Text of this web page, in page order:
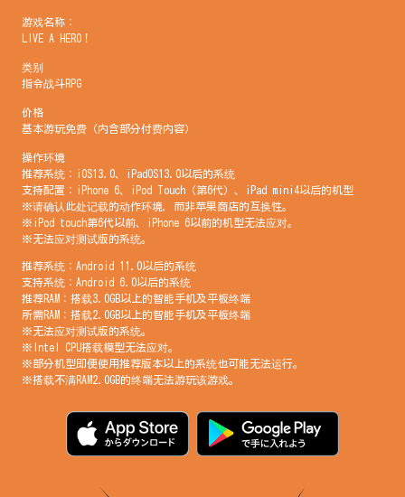
游戏名称：
LIVE A HERO！
类别
指令战斗RPG
价格
基本游玩免费（内含部分付费内容）
操作环境
推荐系统：iOS13.0、iPadOS13.0以后的系统
支持配置：iPhone 6、iPod Touch（第6代）、iPad mini4以后的机型
※请确认此处记载的动作环境，而非苹果商店的互换性。
※iPod touch第6代以前、iPhone 6以前的机型无法应对。
※无法应对测试版的系统。
推荐系统：Android 11.0以后的系统
支持系统：Android 6.0以后的系统
推荐RAM：搭载3.0GB以上的智能手机及平板终端
所需RAM：搭载2.0GB以上的智能手机及平板终端
※无法应对测试版的系统。
※Intel CPU搭载模型无法应对。
※部分机型即便使用推荐版本以上的系统也可能无法运行。
※搭载不满RAM2.0GB的终端无法游玩该游戏。